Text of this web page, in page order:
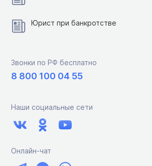
Юрист при банкротстве
Звонки по РФ бесплатно
8 800 100 04 55
Наши социальные сети
Онлайн-чат